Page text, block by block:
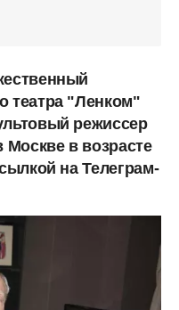
театра "Ленком"
режиссер
Москве в возрасте
на Телеграм-